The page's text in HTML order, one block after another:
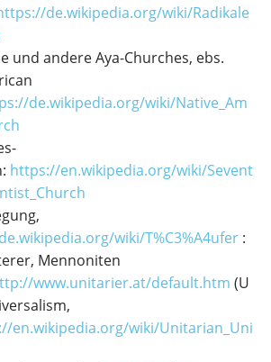
de.wikipedia.org/wiki/Radikale
und andere Aya-Churches, ebs.
de.wikipedia.org/wiki/Native_Am
https://en.wikipedia.org/wiki/Sevent
wiki/T%C3%A4ufer :
Mennoniten
www.unitarier.at/default.htm (U
en.wikipedia.org/wiki/Unitarian_Uni